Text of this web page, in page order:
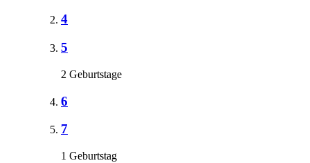
4
5
2 Geburtstage
6
7
1 Geburtstag